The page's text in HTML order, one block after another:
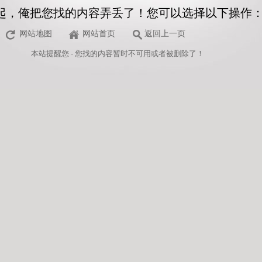
，俺把您找的内容弄丢了！您可以选择以下操作
网站地图 网站首页 返回上一页
本站提醒您 - 您找的内容暂时不可用或者被删除了！